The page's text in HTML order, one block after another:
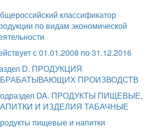
классификатор
по видам экономической
с 01.01.2008 по 31.12.2016
D. ПРОДУКЦИЯ
ПРОИЗВОДСТВ
DA. ПРОДУКТЫ ПИЩЕВЫЕ,
И ИЗДЕЛИЯ ТАБАЧНЫЕ
пищевые и напитки